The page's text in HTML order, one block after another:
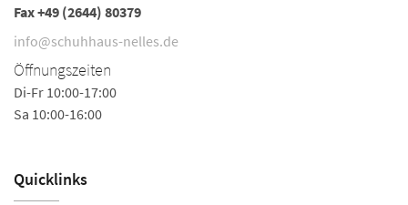
Fax +49 (2644) 80379
info@schuhhaus-nelles.de
Öffnungszeiten
Di-Fr 10:00-17:00
Sa 10:00-16:00
Quicklinks